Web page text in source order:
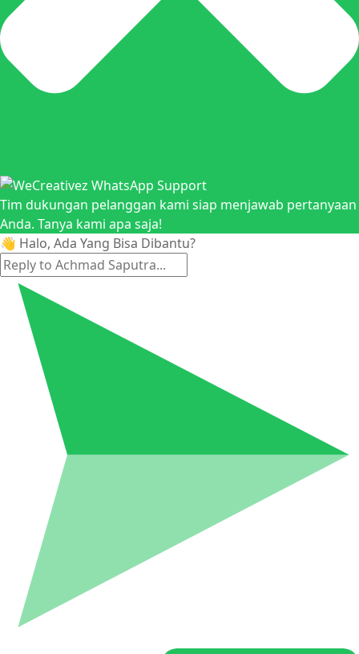
Tim dukungan pelanggan kami siap menjawab pertanyaan
Anda. Tanya kami apa saja!
👋 Halo, Ada Yang Bisa Dibantu?